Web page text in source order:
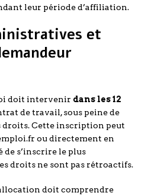
leur période d’affiliation.
et
doit intervenir dans les 12
de travail, sous peine de
Cette inscription peut
ou directement en
de s’inscrire le plus
droits ne sont pas rétroactifs.
doit comprendre